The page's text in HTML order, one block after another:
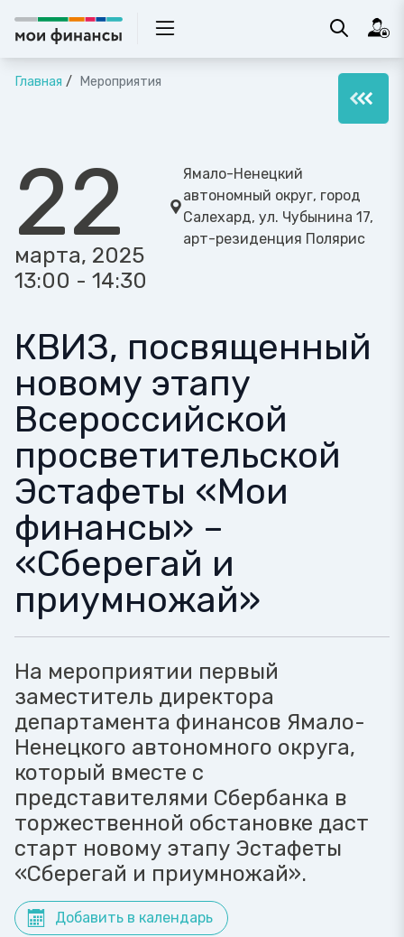
Главная Мероприятия
22
марта, 2025
13:00 - 14:30
Ямало-Ненецкий
автономный округ, город
Салехард, ул. Чубынина 17,
арт-резиденция Полярис
КВИЗ, посвященный
новому этапу
Всероссийской
просветительской
Эстафеты «Мои
финансы» –
«Сберегай и
приумножай»
На мероприятии первый
заместитель директора
департамента финансов Ямало-
Ненецкого автономного округа,
который вместе с
представителями Сбербанка в
торжественной обстановке даст
старт новому этапу Эстафеты
«Сберегай и приумножай».
Добавить в календарь